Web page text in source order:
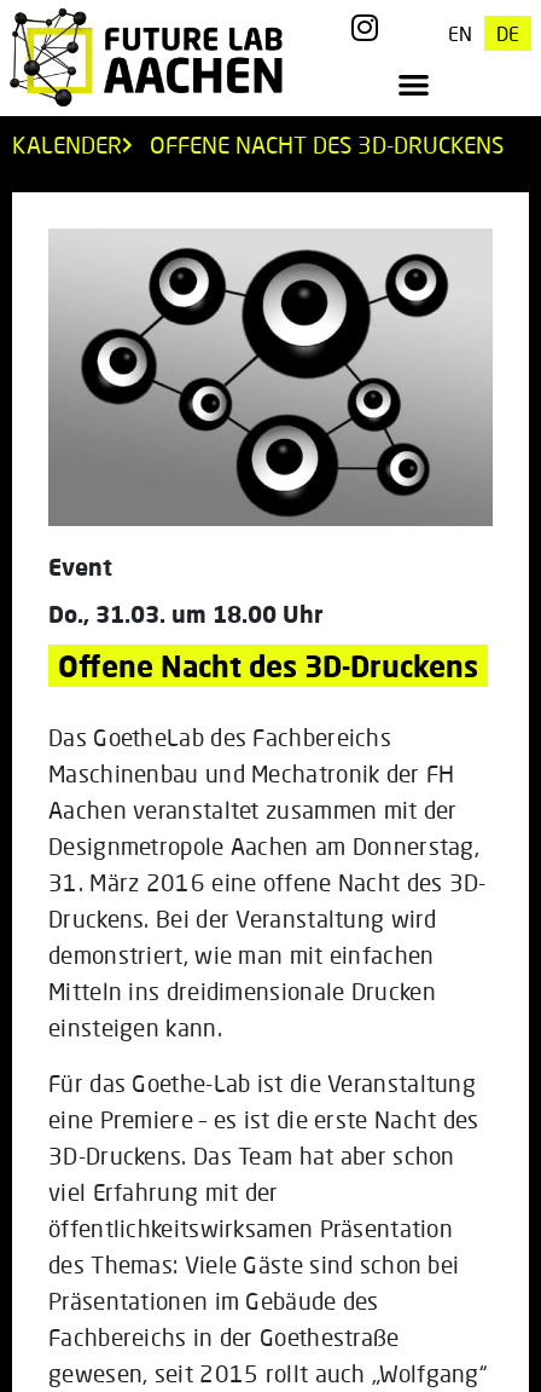
EN DE
KALENDER OFFENE NACHT DES 3D-DRUCKENS
Event
Do., 31.03. um 18.00 Uhr
Offene Nacht des 3D-Druckens
Das GoetheLab des Fachbereichs
Maschinenbau und Mechatronik der FH
Aachen veranstaltet zusammen mit der
Designmetropole Aachen am Donnerstag,
31. März 2016 eine offene Nacht des 3D-
Druckens. Bei der Veranstaltung wird
demonstriert, wie man mit einfachen
Mitteln ins dreidimensionale Drucken
einsteigen kann.
Für das Goethe-Lab ist die Veranstaltung
eine Premiere – es ist die erste Nacht des
3D-Druckens. Das Team hat aber schon
viel Erfahrung mit der
öffentlichkeitswirksamen Präsentation
des Themas: Viele Gäste sind schon bei
Präsentationen im Gebäude des
Fachbereichs in der Goethestraße
gewesen, seit 2015 rollt auch „Wolfgang“